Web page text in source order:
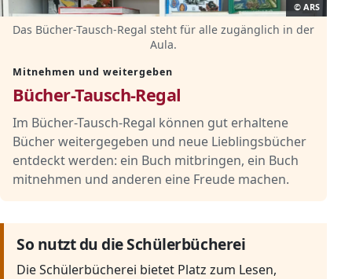
© ARS
Das Bücher-Tausch-Regal steht für alle zugänglich in der
Aula.
Mitnehmen und weitergeben
Bücher-Tausch-Regal
Im Bücher-Tausch-Regal können gut erhaltene
Bücher weitergegeben und neue Lieblingsbücher
entdeckt werden: ein Buch mitbringen, ein Buch
mitnehmen und anderen eine Freude machen.
So nutzt du die Schülerbücherei
Die Schülerbücherei bietet Platz zum Lesen,